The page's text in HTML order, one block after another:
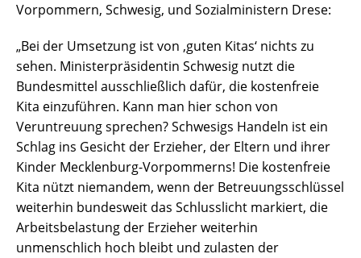
Vorpommern, Schwesig, und Sozialministern Drese:
„Bei der Umsetzung ist von ‚guten Kitas‘ nichts zu
sehen. Ministerpräsidentin Schwesig nutzt die
Bundesmittel ausschließlich dafür, die kostenfreie
Kita einzuführen. Kann man hier schon von
Veruntreuung sprechen? Schwesigs Handeln ist ein
Schlag ins Gesicht der Erzieher, der Eltern und ihrer
Kinder Mecklenburg-Vorpommerns! Die kostenfreie
Kita nützt niemandem, wenn der Betreuungsschlüssel
weiterhin bundesweit das Schlusslicht markiert, die
Arbeitsbelastung der Erzieher weiterhin
unmenschlich hoch bleibt und zulasten der